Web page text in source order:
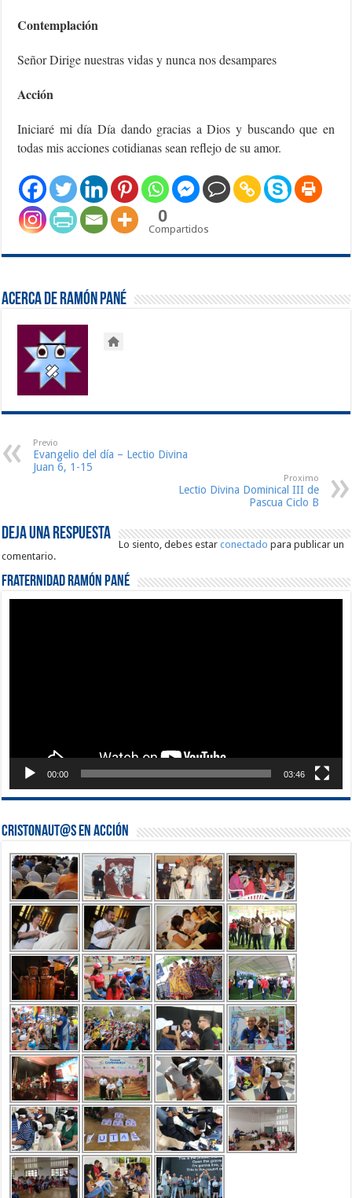
Contemplación
Señor Dirige nuestras vidas y nunca nos desampares
Acción
Iniciaré mi día Día dando gracias a Dios y buscando que en
todas mis acciones cotidianas sean reflejo de su amor.
0
Compartidos
Acerca de Ramón Pané
Previo
Evangelio del día – Lectio Divina
Juan 6, 1-15
Proximo
Lectio Divina Dominical III de
Pascua Ciclo B
Deja una respuesta
Lo siento, debes estarconectado para publicar un
comentario.
Fraternidad Ramón Pané
00:00 03:46
Cristonaut@s en Acción